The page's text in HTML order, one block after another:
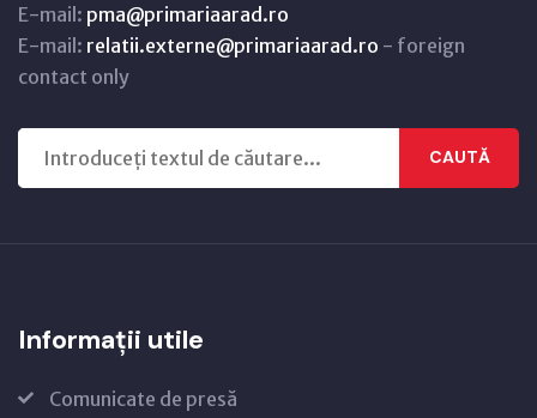
E-mail: pma@primariaarad.ro
E-mail: relatii.externe@primariaarad.ro - foreign
contact only
CAUTĂ
Informații utile
Comunicate de presă